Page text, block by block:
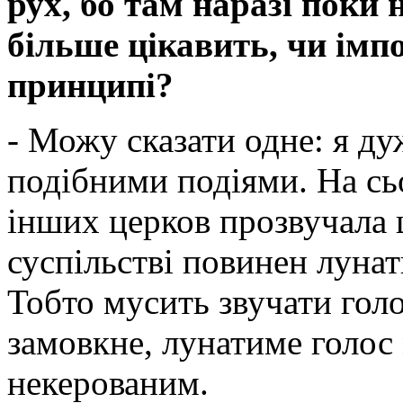
більше цікавить, чи
принципі?
- Можу сказати одне: я
подібними подіями. На
інших церков
суспільстві повинен
Тобто мусить звучати
замовкне, лунатиме
некерованим.